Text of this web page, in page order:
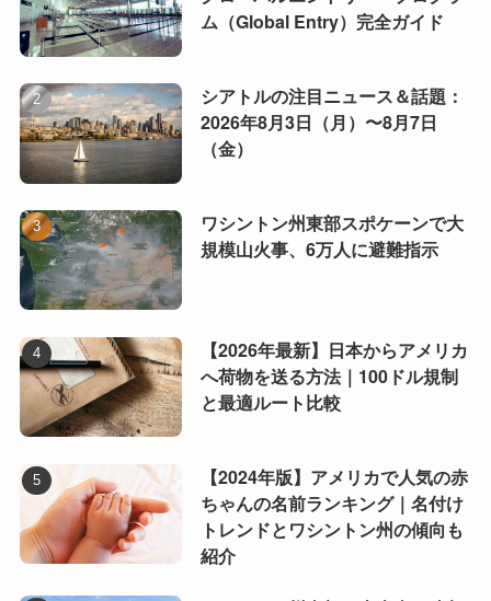
ム（Global Entry）完全ガイド
シアトルの注目ニュース＆話題：
2026年8月3日（月）〜8月7日
（金）
ワシントン州東部スポケーンで大
規模山火事、6万人に避難指示
【2026年最新】日本からアメリカ
へ荷物を送る方法｜100ドル規制
と最適ルート比較
【2024年版】アメリカで人気の赤
ちゃんの名前ランキング｜名付け
トレンドとワシントン州の傾向も
紹介